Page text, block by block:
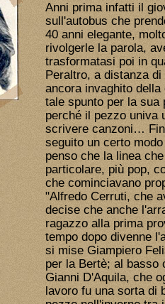
Anni prima infatti il
sull'autobus che
40 anni elegante,
rivolgerle la parola,
trasformatasi poi in
Peraltro, a distanza
ancora invaghito
tale spunto per la sua
perché il pezzo univa
scrivere canzoni…
seguito un certo
penso che la linea
particolare, più pop,
che cominciavano
"Alfredo Cerruti, che
decise che anche
ragazzo alla prima
tempo dopo divenne
si mise Giampiero
per la Bertè; al basso
Gianni D'Aquila, che
lavoro fu una sorta di